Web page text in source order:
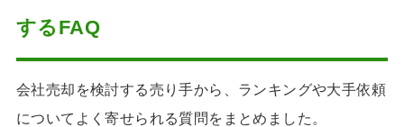
するFAQ
会社売却を検討する売り手から、ランキングや大手依頼
についてよく寄せられる質問をまとめました。